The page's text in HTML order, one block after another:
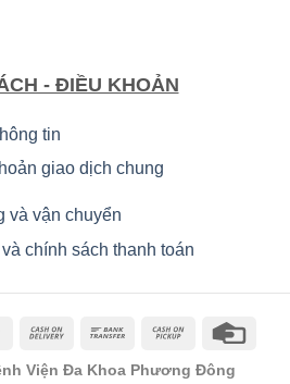
- ĐIỀU KHOẢN
tin
giao dịch chung
và vận chuyển
chính sách thanh toán
Viện Đa Khoa Phương Đông